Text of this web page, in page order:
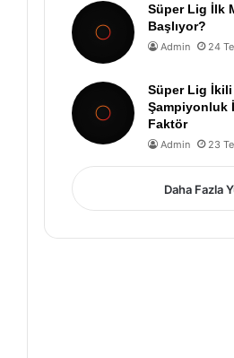
Süper Lig İlk
Başlıyor?
Admin 24
Süper Lig İkili
Şampiyonluk
Faktör
Admin 23
Daha Fazla